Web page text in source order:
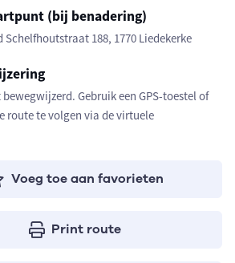
(bij benadering)
Schelfhoutstraat 188, 1770 Liedekerke
Gebruik een GPS-toestel of
route te volgen via de virtuele
Voeg toe aan favorieten
Print route